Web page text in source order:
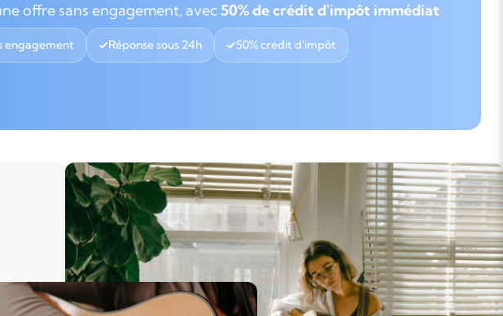
offre sans engagement, avec 50% de crédit d'impôt immédiat
engagement Réponse sous 24h 50% crédit d'impôt